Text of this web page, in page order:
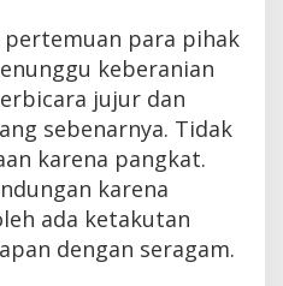
para pihak
keberanian
jujur dan
sebenarnya. Tidak
karena pangkat.
karena
ada ketakutan
dengan seragam.